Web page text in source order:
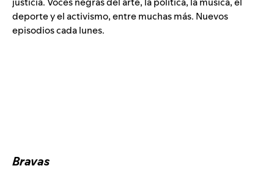
deporte y el activismo, entre muchas más. Nuevos
episodios cada lunes.
Bravas